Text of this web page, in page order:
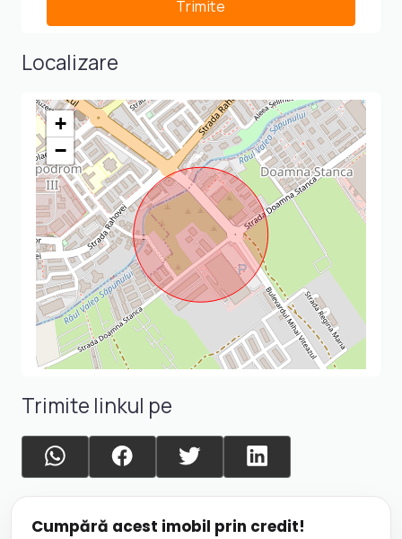
Localizare
+
−
Trimite linkul pe
Cumpără acest imobil prin credit!